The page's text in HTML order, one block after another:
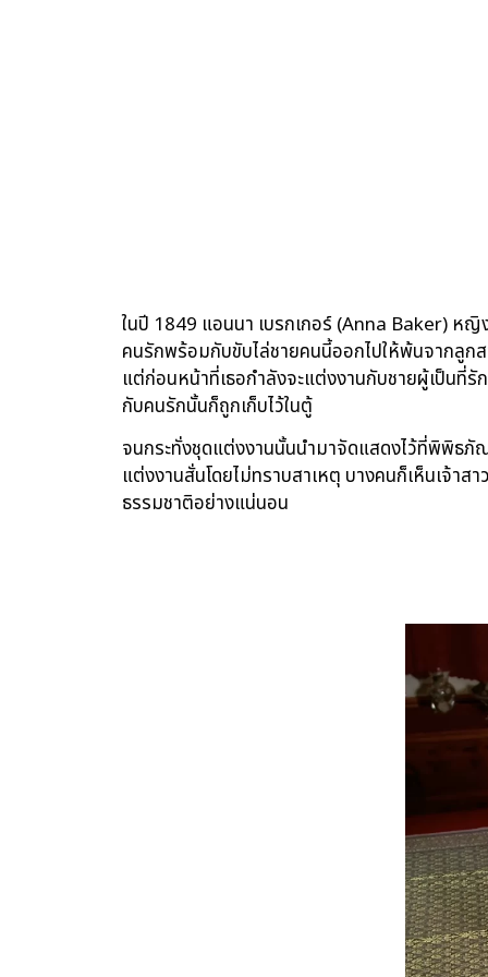
ในปี 1849 แอนนา เบรกเกอร์ (Anna Baker) ห
คนรักพร้อมกับขับไล่ชายคนนี้ออกไปให้พ้นจากลูกส
แต่ก่อนหน้าที่เธอกำลังจะแต่งงานกับชายผู้เป็นที่รั
กับคนรักนั้นก็ถูกเก็บไว้ในตู้
จนกระทั่งชุดแต่งงานนั้นนำมาจัดแสดงไว้ที่พิพิธภั
แต่งงานสั่นโดยไม่ทราบสาเหตุ บางคนก็เห็นเจ้า
ธรรมชาติอย่างแน่นอน